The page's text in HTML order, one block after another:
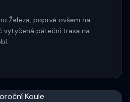
Železa, poprvé ovšem na
vytyčená páteční trasa na